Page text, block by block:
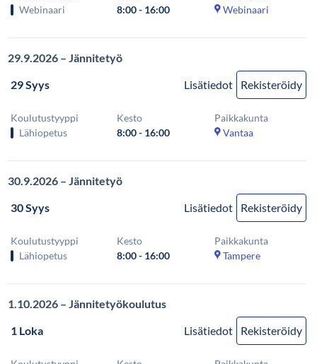
Webinaari
8:00 - 16:00
Webinaari
29.9.2026 – Jännitetyö
29 Syys
Lisätiedot Rekisteröidy
Koulutustyyppi
Lähiopetus
Kesto
8:00 - 16:00
Paikkakunta
Vantaa
30.9.2026 – Jännitetyö
30 Syys
Lisätiedot Rekisteröidy
Koulutustyyppi
Lähiopetus
Kesto
8:00 - 16:00
Paikkakunta
Tampere
1.10.2026 – Jännitetyökoulutus
1 Loka
Lisätiedot Rekisteröidy